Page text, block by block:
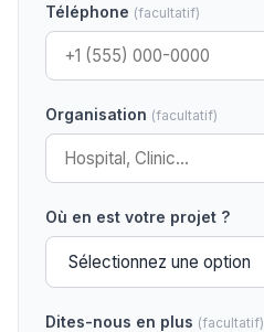
Téléphone (facultatif)
Organisation (facultatif)
Où en est votre projet ?
Dites-nous en plus (facultatif)